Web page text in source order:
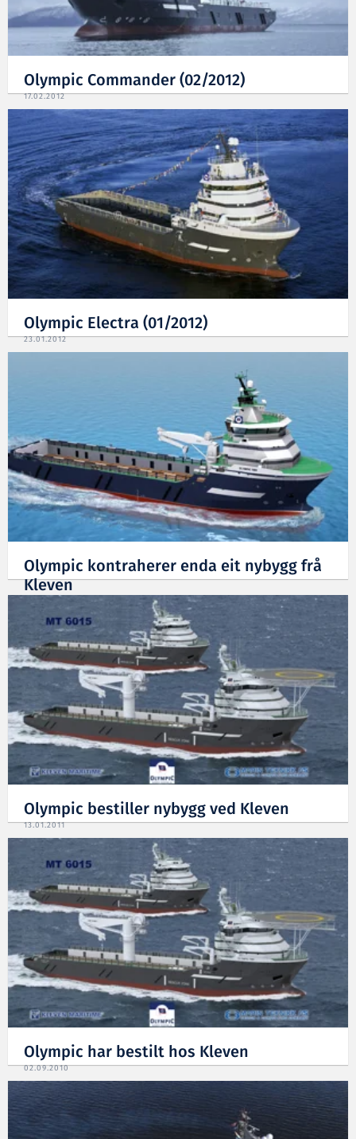
Olympic Commander (02/2012)
17.02.2012
Olympic Electra (01/2012)
23.01.2012
Olympic kontraherer enda eit nybygg frå
Kleven
20.01.2011
Olympic bestiller nybygg ved Kleven
13.01.2011
Olympic har bestilt hos Kleven
02.09.2010